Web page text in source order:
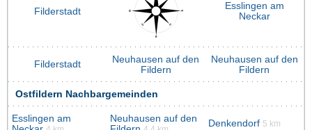
Filderstadt
Esslingen am
Neckar
Filderstadt
Neuhausen auf den
Fildern
Neuhausen auf den
Fildern
Ostfildern Nachbargemeinden
Esslingen am
Neuhausen auf den
Denkendorf 5 km